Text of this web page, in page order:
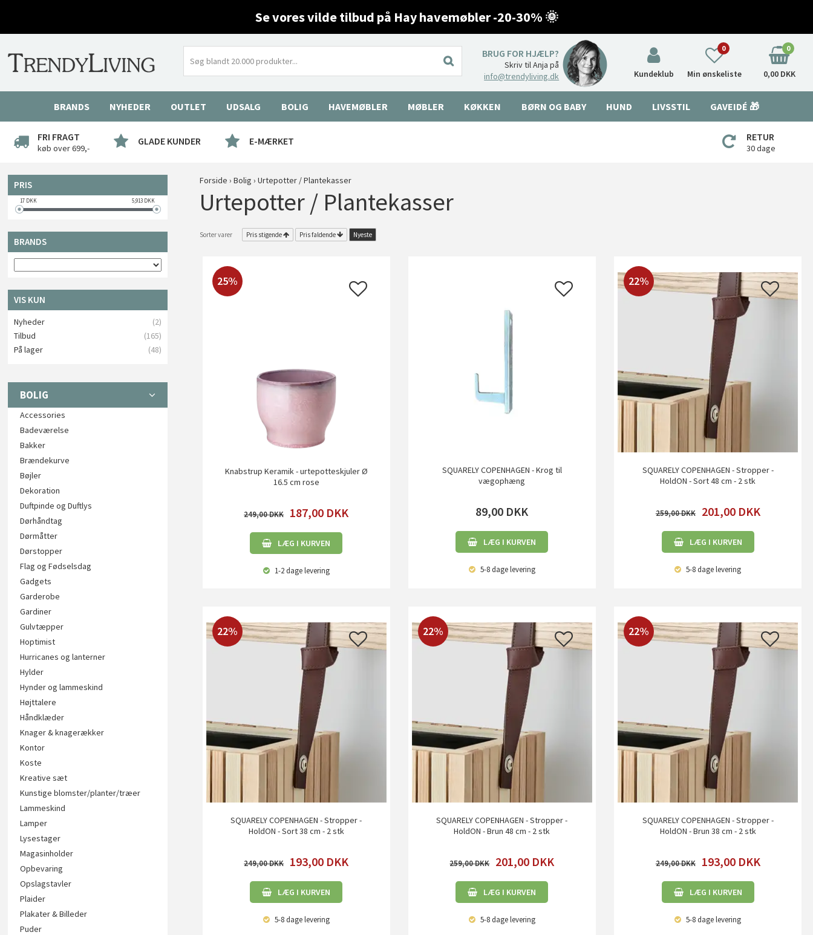
Se vores vilde tilbud på Hay havemøbler -20-30% 🌞
BRUG FOR HJÆLP?
Skriv til Anja på
info@trendyliving.dk
Kundeklub Min ønskeliste
0 0
0,00 DKK
BRANDS NYHEDER OUTLET UDSALG BOLIG HAVEMØBLER MØBLER KØKKEN BØRN OG BABY HUND LIVSSTIL GAVEIDÉ 🎁
FRI FRAGT
køb over 699,-
GLADE KUNDER E-MÆRKET RETUR
30 dage
PRIS
17 DKK 5,913 DKK
BRANDS
VIS KUN
Nyheder
(2)
Tilbud
(165)
På lager
(48)
BOLIG
Accessories
Badeværelse
Bakker
Brændekurve
Bøjler
Dekoration
Duftpinde og Duftlys
Dørhåndtag
Dørmåtter
Dørstopper
Flag og Fødselsdag
Gadgets
Garderobe
Gardiner
Gulvtæpper
Hoptimist
Hurricanes og lanterner
Hylder
Hynder og lammeskind
Højttalere
Håndklæder
Knager & knagerækker
Kontor
Koste
Kreative sæt
Kunstige blomster/planter/træer
Lammeskind
Lamper
Lysestager
Magasinholder
Opbevaring
Opslagstavler
Plaider
Plakater & Billeder
Puder
Forside › Bolig › Urtepotter / Plantekasser
Urtepotter / Plantekasser
Sorter varer Pris stigende Pris faldende Nyeste
25%
Knabstrup Keramik - urtepotteskjuler Ø
16.5 cm rose
249,00 187,00 DKK
LÆG I KURVEN
1-2 dagelevering
SQUARELY COPENHAGEN - Krog til
vægophæng
89,00 DKK
LÆG I KURVEN
5-8 dagelevering
22%
SQUARELY COPENHAGEN - Stropper -
HoldON - Sort 48 cm - 2 stk
259,00 201,00 DKK
LÆG I KURVEN
5-8 dagelevering
22%
SQUARELY COPENHAGEN - Stropper -
HoldON - Sort 38 cm - 2 stk
249,00 193,00 DKK
LÆG I KURVEN
5-8 dagelevering
22%
SQUARELY COPENHAGEN - Stropper -
HoldON - Brun 48 cm - 2 stk
259,00 201,00 DKK
LÆG I KURVEN
5-8 dagelevering
22%
SQUARELY COPENHAGEN - Stropper -
HoldON - Brun 38 cm - 2 stk
249,00 193,00 DKK
LÆG I KURVEN
5-8 dagelevering